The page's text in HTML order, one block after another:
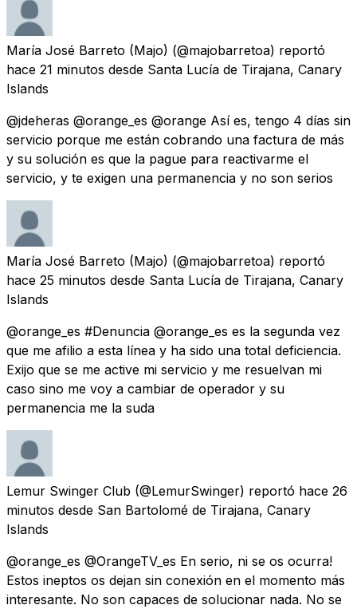
María José Barreto (Majo) (@majobarretoa) reportó
hace 21 minutos desde Santa Lucía de Tirajana, Canary
Islands
@jdeheras @orange_es @orange Así es, tengo 4 días sin
servicio porque me están cobrando una factura de más
y su solución es que la pague para reactivarme el
servicio, y te exigen una permanencia y no son serios
María José Barreto (Majo) (@majobarretoa) reportó
hace 25 minutos desde Santa Lucía de Tirajana, Canary
Islands
@orange_es #Denuncia @orange_es es la segunda vez
que me afilio a esta línea y ha sido una total deficiencia.
Exijo que se me active mi servicio y me resuelvan mi
caso sino me voy a cambiar de operador y su
permanencia me la suda
Lemur Swinger Club (@LemurSwinger) reportó hace 26
minutos desde San Bartolomé de Tirajana, Canary
Islands
@orange_es @OrangeTV_es En serio, ni se os ocurra!
Estos ineptos os dejan sin conexión en el momento más
interesante. No son capaces de solucionar nada. No se